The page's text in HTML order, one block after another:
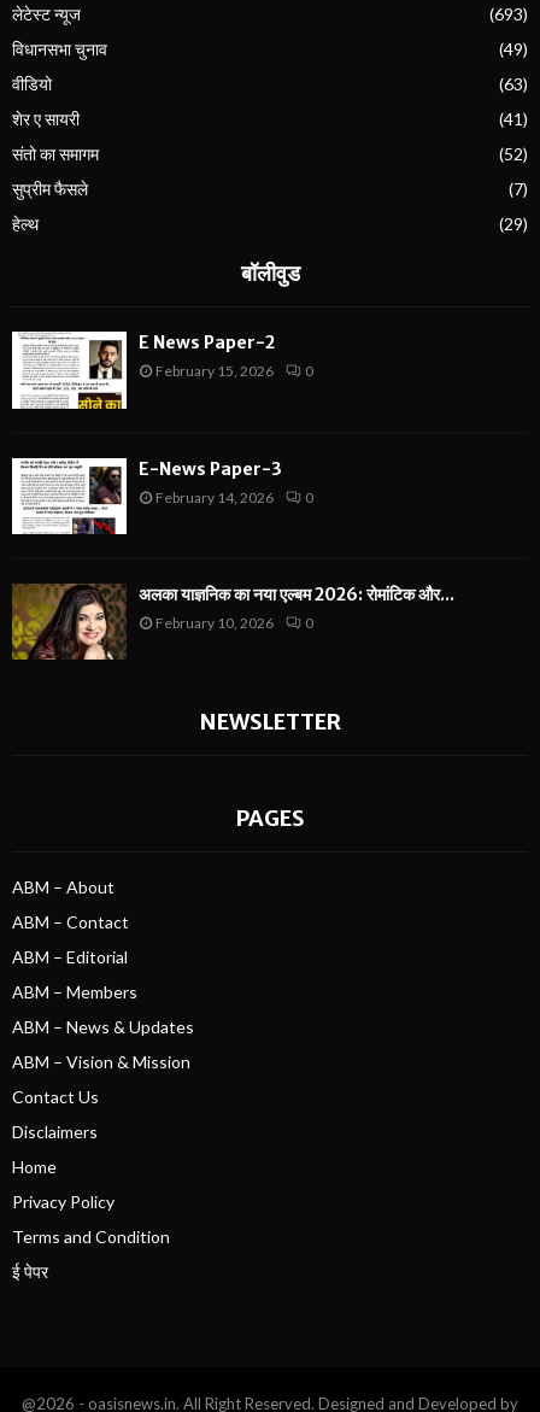
लेटेस्ट न्यूज
(693)
विधानसभा चुनाव
(49)
वीडियो
(63)
शेर ए सायरी
(41)
संतो का समागम
(52)
सुप्रीम फैसले
(7)
हेल्थ
(29)
बॉलीवुड
E News Paper-2
February 15, 2026 0
E-News Paper-3
February 14, 2026 0
अलका याज्ञनिक का नया एल्बम 2026: रोमांटिक और...
February 10, 2026 0
NEWSLETTER
PAGES
ABM – About
ABM – Contact
ABM – Editorial
ABM – Members
ABM – News & Updates
ABM – Vision & Mission
Contact Us
Disclaimers
Home
Privacy Policy
Terms and Condition
ई पेपर
@2026 - oasisnews.in. All Right Reserved. Designed and Developed by